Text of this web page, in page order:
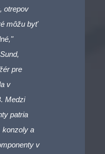
otrepov
môžu byť
pre
v
Medzi
patria
konzoly a
v